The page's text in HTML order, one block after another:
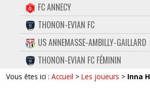
FORUM
CONTACT
FACEBOOK
TWITTER
FC ANNECY
THONON-EVIAN FC
US ANNEMASSE-AMBILLY-GAILLARD
THONON-EVIAN FC FÉMININ
Vous êtes ici : Accueil > Les joueurs > Inna